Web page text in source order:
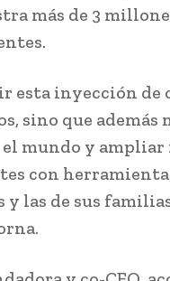
más de 3
esta inyección de
sino que además
el mundo y
con
las de sus